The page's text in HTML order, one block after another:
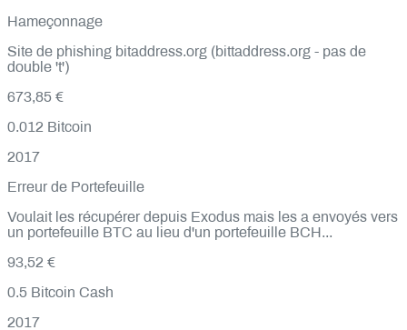
Hameçonnage
Site de phishing bitaddress.org (bittaddress.org - pas de
double 't')
673,85 €
0.012 Bitcoin
2017
Erreur de Portefeuille
Voulait les récupérer depuis Exodus mais les a envoyés vers
un portefeuille BTC au lieu d'un portefeuille BCH...
93,52 €
0.5 Bitcoin Cash
2017